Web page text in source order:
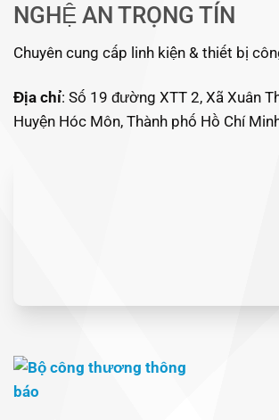
NGHỆ AN TRỌNG TÍN
Chuyên cung cấp linh kiện & thiết bị
Địa chỉ: Số 19 đường XTT 2, Xã Xuân
Huyện Hóc Môn, Thành phố Hồ Chí